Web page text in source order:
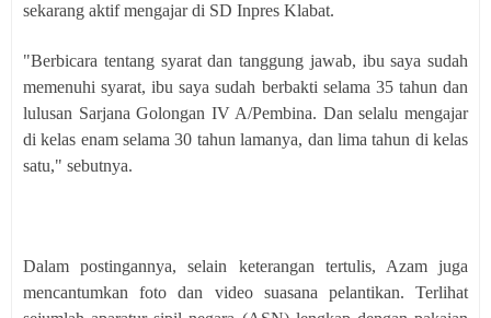
sekarang aktif mengajar di SD Inpres Klabat.
"Berbicara tentang syarat dan tanggung jawab, ibu saya sudah
memenuhi syarat, ibu saya sudah berbakti selama 35 tahun dan
lulusan Sarjana Golongan IV A/Pembina. Dan selalu mengajar
di kelas enam selama 30 tahun lamanya, dan lima tahun di kelas
satu," sebutnya.
Dalam postingannya, selain keterangan tertulis, Azam juga
mencantumkan foto dan video suasana pelantikan. Terlihat